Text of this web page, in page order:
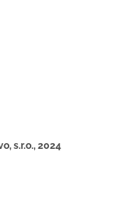
s.r.o., 2024